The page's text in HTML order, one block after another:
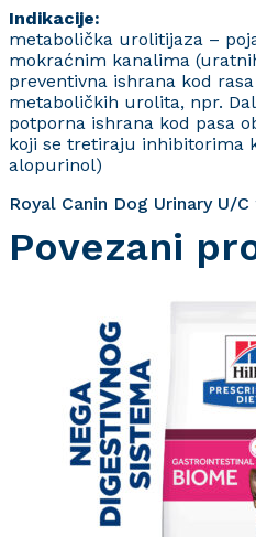
Indikacije:
metabolička urolitijaza –
mokraćnim kanalima
preventivna ishrana kod
metaboličkih urolita, npr.
potporna ishrana kod pasa
koji se tretiraju inhibitorima
alopurinol)
Royal Canin Dog Urinary U/C
Povezani